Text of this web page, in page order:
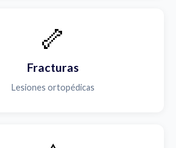
🦴
Fracturas
Lesiones ortopédicas